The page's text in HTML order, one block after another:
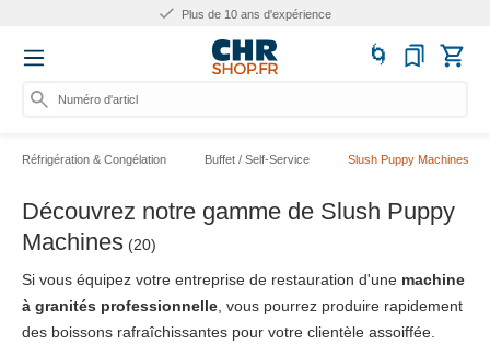
Plus de 10 ans d'expérience
Numéro d'article, caté
Réfrigération & Congélation Buffet / Self-Service Slush Puppy Machines
Découvrez notre gamme de Slush Puppy
Machines (20)
Si vous équipez votre entreprise de restauration d'une machine
à granités professionnelle , vous pourrez produire rapidement
des boissons rafraîchissantes pour votre clientèle assoiffée.